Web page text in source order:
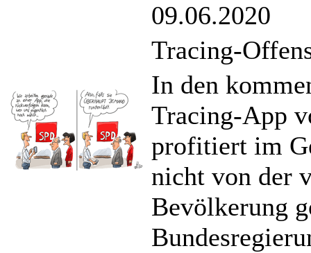
09.06.2020
Tracing-
In den
Tracing-App
profitiert im
nicht von der
Bevölkerung